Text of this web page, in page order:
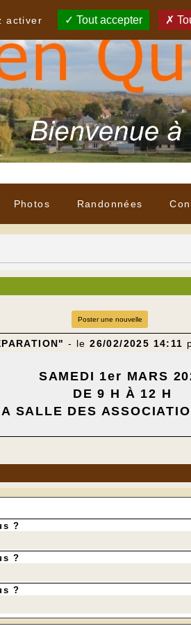
Photos Randonnées
Poster une nouvelle
- le26/02/2025 14:11
SAMEDI 1er MARS
DE 9 H À 12 H
SALLE DES
?
?
?
activer
Tout accepter